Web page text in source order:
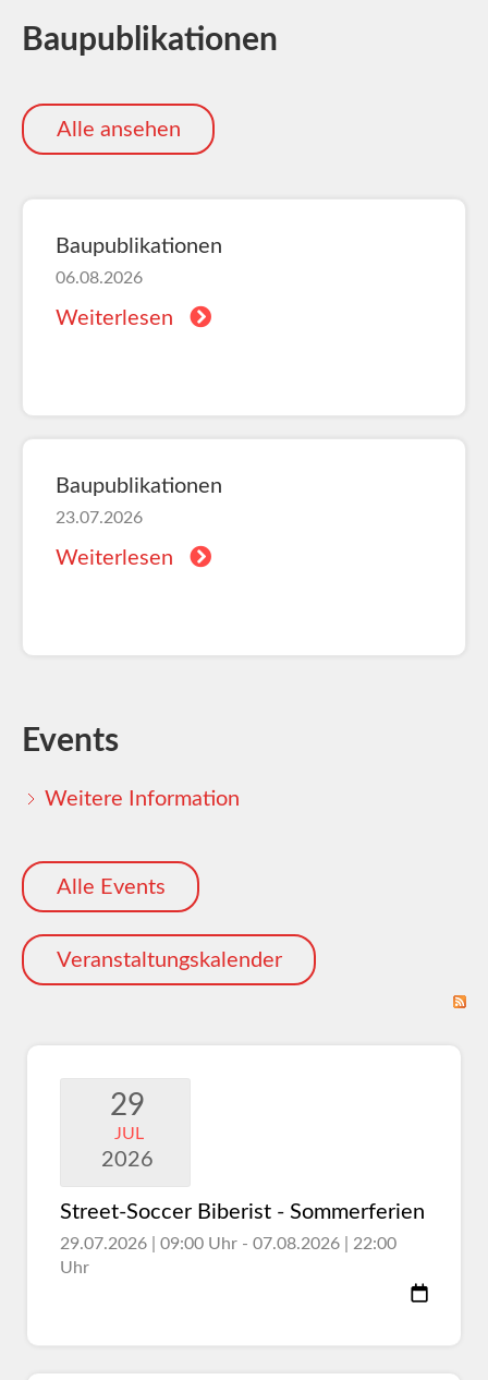
Baupublikationen
Alle ansehen
Baupublikationen
06.08.2026
Weiterlesen
Baupublikationen
23.07.2026
Weiterlesen
Events
Weitere Information
Alle Events
Veranstaltungskalender
2026
JUL
29
Street-Soccer Biberist - Sommerferien
29.07.2026 | 09:00 Uhr - 07.08.2026 | 22:00
Uhr